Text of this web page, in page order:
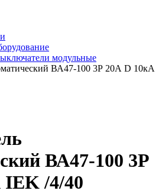
модульные
ВА47-100 3Р 20А D 10кА
ВА47-100 3Р
/4/40